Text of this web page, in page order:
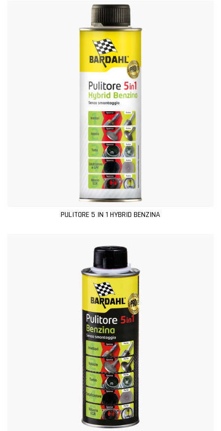
PULITORE 5 IN 1 HYBRID BENZINA